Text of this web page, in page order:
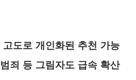
도로 개인화된 추천 가능
죄 등 그림자도 급속 확산